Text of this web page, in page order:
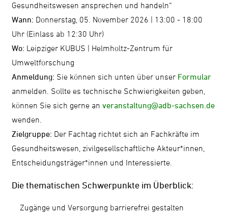
Gesundheitswesen ansprechen und handeln“
Wann: Donnerstag, 05. November 2026 | 13:00 - 18:00
Uhr (Einlass ab 12:30 Uhr)
Wo: Leipziger KUBUS | Helmholtz-Zentrum für
Umweltforschung
Anmeldung: Sie können sich unten über unser Formular
anmelden. Sollte es technische Schwierigkeiten geben,
können Sie sich gerne anveranstaltung@adb-sachsen.de
wenden.
Zielgruppe: Der Fachtag richtet sich an Fachkräfte im
Gesundheitswesen, zivilgesellschaftliche Akteur*innen,
Entscheidungsträger*innen und Interessierte.
Die thematischen Schwerpunkte im Überblick:
Zugänge und Versorgung barrierefrei gestalten